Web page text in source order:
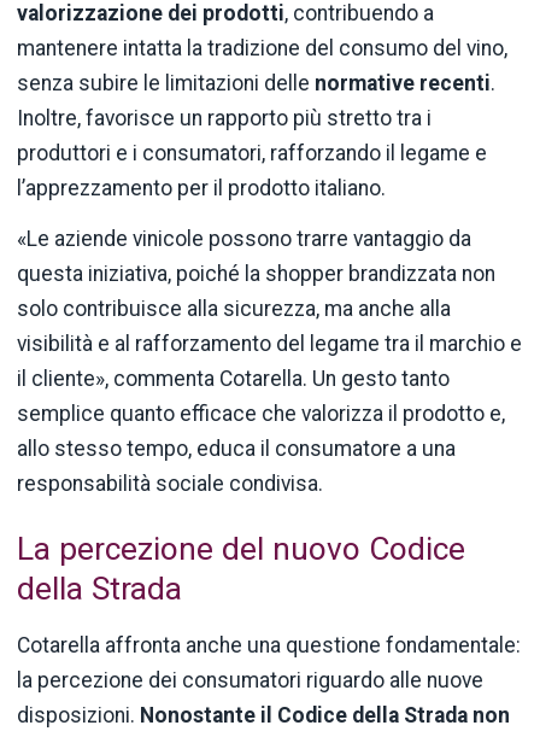
valorizzazione dei prodotti, contribuendo a
mantenere intatta la tradizione del consumo del vino,
senza subire le limitazioni delle normative recenti.
Inoltre, favorisce un rapporto più stretto tra i
produttori e i consumatori, rafforzando il legame e
l’apprezzamento per il prodotto italiano.
«Le aziende vinicole possono trarre vantaggio da
questa iniziativa, poiché la shopper brandizzata non
solo contribuisce alla sicurezza, ma anche alla
visibilità e al rafforzamento del legame tra il marchio e
il cliente», commenta Cotarella. Un gesto tanto
semplice quanto efficace che valorizza il prodotto e,
allo stesso tempo, educa il consumatore a una
responsabilità sociale condivisa.
La percezione del nuovo Codice
della Strada
Cotarella affronta anche una questione fondamentale:
la percezione dei consumatori riguardo alle nuove
disposizioni. Nonostante il Codice della Strada non